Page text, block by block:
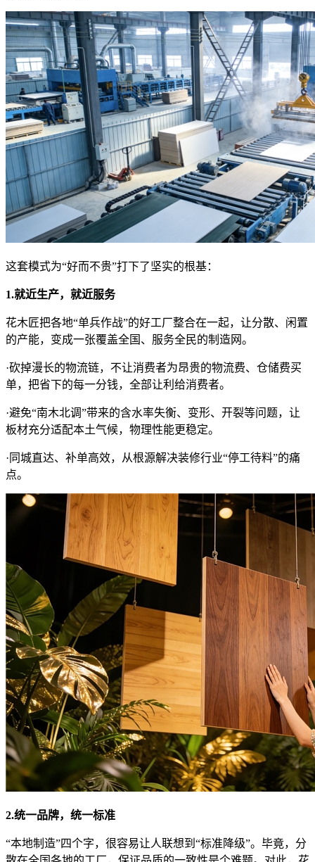
这套模式为“好而不贵”打下了坚实的根基：
1.就近生产，就近服务
花木匠把各地“单兵作战”的好工厂整合在一起，让分散、闲置
的产能，变成一张覆盖全国、服务全民的制造网。
·砍掉漫长的物流链，不让消费者为昂贵的物流费、仓储费买
单，把省下的每一分钱，全部让利给消费者。
·避免“南木北调”带来的含水率失衡、变形、开裂等问题，让
板材充分适配本土气候，物理性能更稳定。
·同城直达、补单高效，从根源解决装修行业“停工待料”的痛
点。
2.统一品牌，统一标准
“本地制造”四个字，很容易让人联想到“标准降级”。毕竟，分